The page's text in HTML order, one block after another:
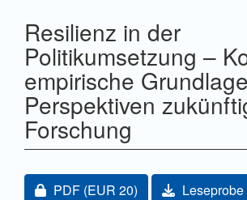
Resilienz in der
Politikumsetzung –
empirische
Perspektiven
Forschung
Artikel-Sidebar
Zugang für Abonnent/innen oder
PDF (EUR 20) Leseprobe